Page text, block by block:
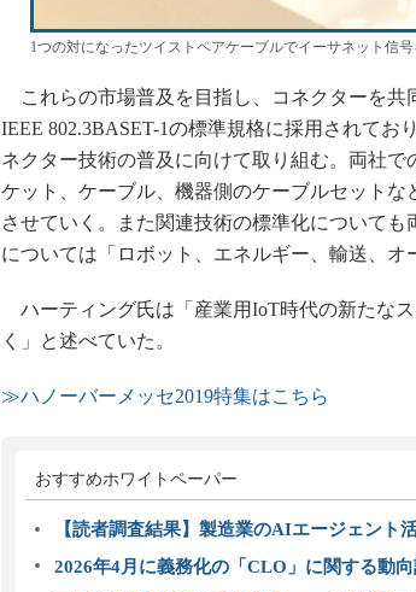
1つの対になったツイストペアケーブルでイーサネット信号
これらの市場普及を目指し、コネクターを共
IEEE 802.3BASET-1の標準規格に採用されてお
ネクター技術の普及に向けて取り組む。両社
ケット、ケーブル、機器側のケーブルセット
させていく。また関連技術の標準化について
については「ロボット、エネルギー、輸送、オ
ハーティング氏は「産業用IoT時代の新たな
く」と述べていた。
≫ハノーバーメッセ2019特集はこちら
おすすめホワイトペーパー
【読者調査結果】製造業のAIエージェント
2026年4月に義務化の「CLO」に関する動